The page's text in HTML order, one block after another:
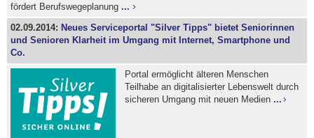
fördert Berufswegeplanung...
02.09.2014: Neues Serviceportal "Silver Tipps" bietet Seniorinnen
und Senioren Klarheit im Umgang mit Internet, Smartphone und
Co.
Portal ermöglicht älteren Menschen
Teilhabe an digitalisierter Lebenswelt durch
sicheren Umgang mit neuen Medien ...